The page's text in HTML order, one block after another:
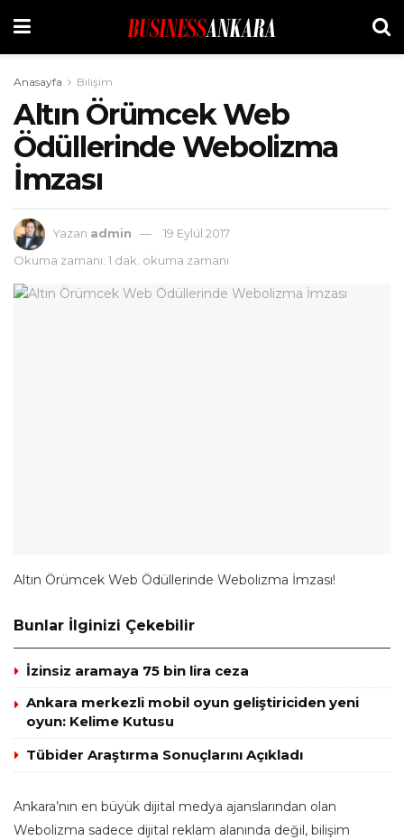
Anasayfa Bilişim
Altın Örümcek Web
Ödüllerinde Webolizma
İmzası
Yazan admin
19 Eylül 2017
Okuma zamanı: 1 dak. okuma zamanı
Altın Örümcek Web Ödüllerinde Webolizma İmzası!
Bunlar İlginizi Çekebilir
İzinsiz aramaya 75 bin lira ceza
Ankara merkezli mobil oyun geliştiriciden yeni
oyun: Kelime Kutusu
Tübider Araştırma Sonuçlarını Açıkladı
Ankara’nın en büyük dijital medya ajanslarından olan
Webolizma sadece dijital reklam alanında değil, bilişim